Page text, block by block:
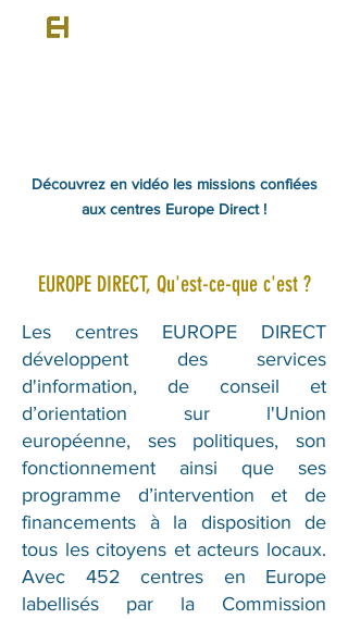
Découvrez en vidéo les missions confiées
aux centres Europe Direct !
EUROPE DIRECT, Qu'est-ce-que c'est ?
Les centres EUROPE DIRECT
développent des services
d'information, de conseil et
d’orientation sur l'Union
européenne, ses politiques, son
fonctionnement ainsi que ses
programme d’intervention et de
financements à la disposition de
tous les citoyens et acteurs locaux.
Avec 452 centres en Europe
labellisés par la Commission